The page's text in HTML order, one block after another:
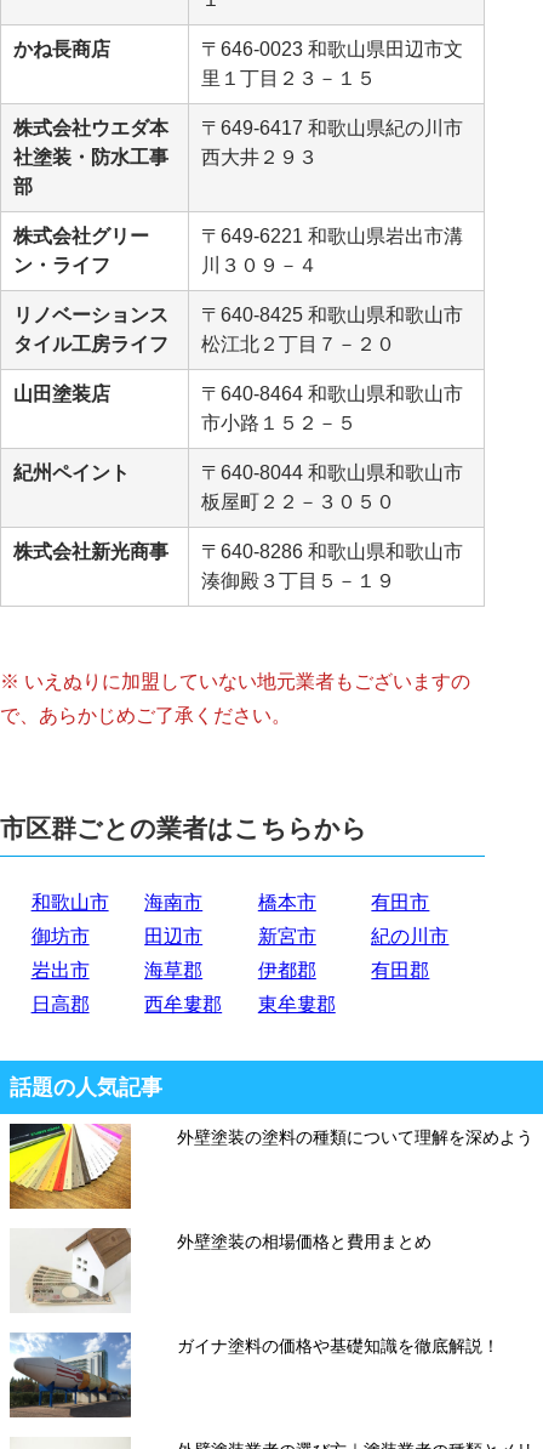
かね長商店
〒646-0023 和歌山県田辺市文
里１丁目２３－１５
株式会社ウエダ本
社塗装・防水工事
部
〒649-6417 和歌山県紀の川市
西大井２９３
株式会社グリー
ン・ライフ
〒649-6221 和歌山県岩出市溝
川３０９－４
リノベーションス
タイル工房ライフ
〒640-8425 和歌山県和歌山市
松江北２丁目７－２０
山田塗装店
〒640-8464 和歌山県和歌山市
市小路１５２－５
紀州ペイント
〒640-8044 和歌山県和歌山市
板屋町２２－３０５０
株式会社新光商事
〒640-8286 和歌山県和歌山市
湊御殿３丁目５－１９
※ いえぬりに加盟していない地元業者もございますの
で、あらかじめご了承ください。
市区群ごとの業者はこちらから
和歌山市 海南市 橋本市
有田市
御坊市
田辺市 新宮市
紀の川市
岩出市
海草郡 伊都郡
有田郡
日高郡
西牟婁郡 東牟婁郡
話題の人気記事
外壁塗装の塗料の種類について理解を深めよう
外壁塗装の相場価格と費用まとめ
ガイナ塗料の価格や基礎知識を徹底解説！